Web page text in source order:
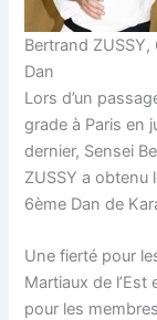
Bertrand ZUSSY,
Dan
Lors d’un
grade à Paris en
dernier, Sensei
ZUSSY a obtenu
6ème Dan de
Une fierté pour
Martiaux de l’Est
pour les